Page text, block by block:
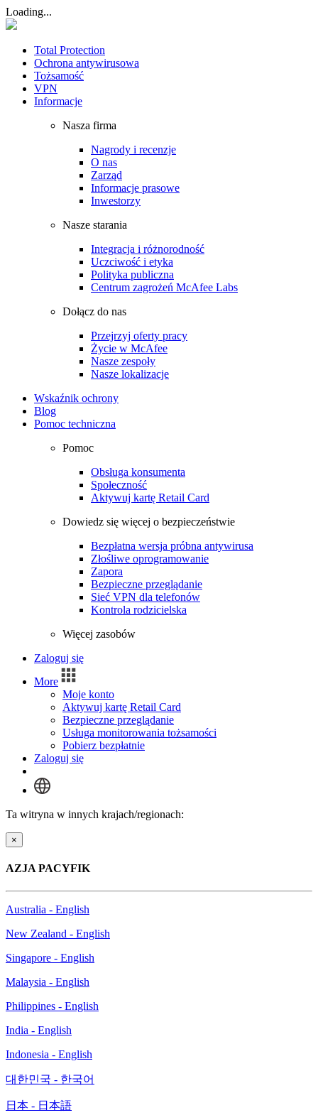
Loading...
Total Protection
Ochrona antywirusowa
Tożsamość
VPN
Informacje
Nasza firma
Nagrody i recenzje
O nas
Zarząd
Informacje prasowe
Inwestorzy
Nasze starania
Integracja i różnorodność
Uczciwość i etyka
Polityka publiczna
Centrum zagrożeń McAfee Labs
Dołącz do nas
Przejrzyj oferty pracy
Życie w McAfee
Nasze zespoły
Nasze lokalizacje
Wskaźnik ochrony
Blog
Pomoc techniczna
Pomoc
Obsługa konsumenta
Społeczność
Aktywuj kartę Retail Card
Dowiedz się więcej o bezpieczeństwie
Bezpłatna wersja próbna antywirusa
Złośliwe oprogramowanie
Zapora
Bezpieczne przeglądanie
Sieć VPN dla telefonów
Kontrola rodzicielska
Więcej zasobów
Zaloguj się
More
Moje konto
Aktywuj kartę Retail Card
Bezpieczne przeglądanie
Usługa monitorowania tożsamości
Pobierz bezpłatnie
Zaloguj się
Ta witryna w innych krajach/regionach:
×
AZJA PACYFIK
Australia - English
New Zealand - English
Singapore - English
Malaysia - English
Philippines - English
India - English
Indonesia - English
대한민국 - 한국어
日本 - 日本語